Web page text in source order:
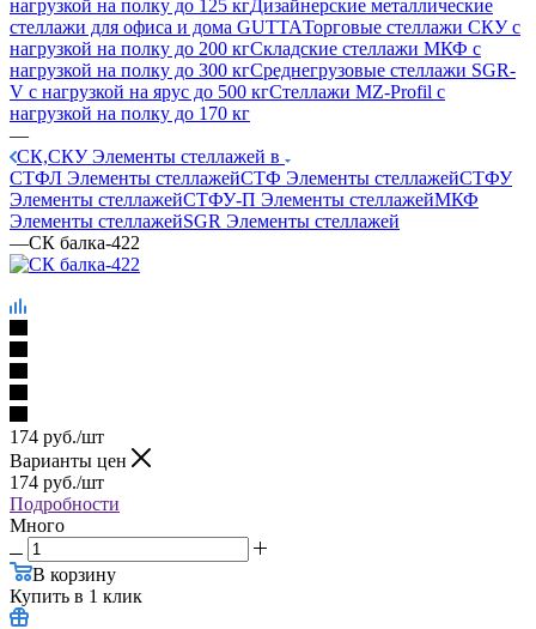
нагрузкой на полку до 125 кгДизайнерские металлические
стеллажи для офиса и дома GUTTAТорговые стеллажи СКУ с
нагрузкой на полку до 200 кгСкладские стеллажи МКФ с
нагрузкой на полку до 300 кгСреднегрузовые стеллажи SGR-
V с нагрузкой на ярус до 500 кгСтеллажи MZ-Profil с
нагрузкой на полку до 170 кг
—
СК,СКУ Элементы стеллажей в
СТФЛ Элементы стеллажейСТФ Элементы стеллажейСТФУ
Элементы стеллажейСТФУ-П Элементы стеллажейМКФ
Элементы стеллажейSGR Элементы стеллажей
—СК балка-422
174 руб./шт
Варианты цен
174 руб./шт
Подробности
Много
В корзину
Купить в 1 клик